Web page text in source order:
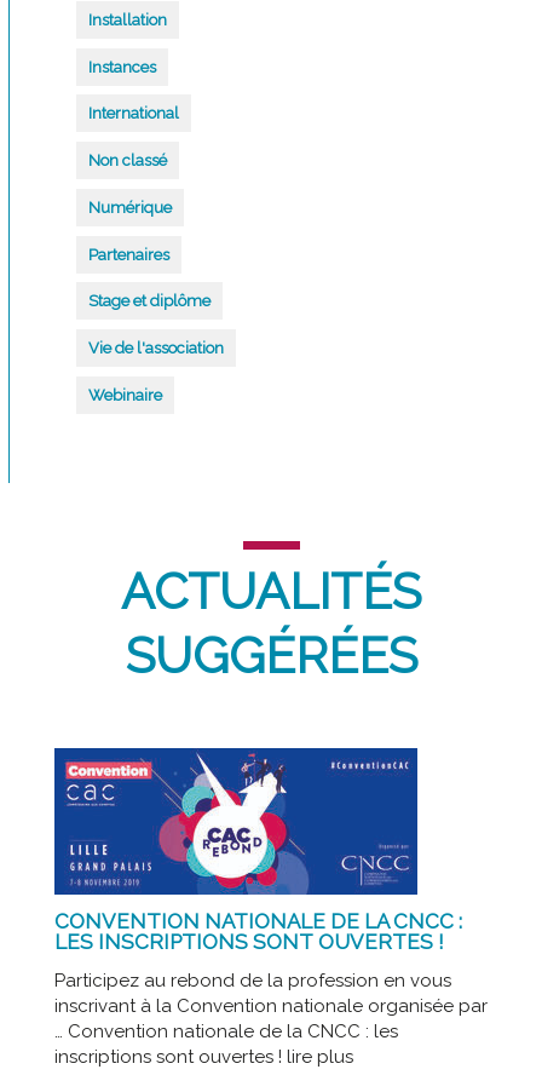
Installation
Instances
International
Non classé
Numérique
Partenaires
Stage et diplôme
Vie de l'association
Webinaire
ACTUALITÉS
SUGGÉRÉES
CONVENTION NATIONALE DE LA CNCC :
LES INSCRIPTIONS SONT OUVERTES !
Participez au rebond de la profession en vous
inscrivant à la Convention nationale organisée par
… Convention nationale de la CNCC : les
inscriptions sont ouvertes ! lire plus